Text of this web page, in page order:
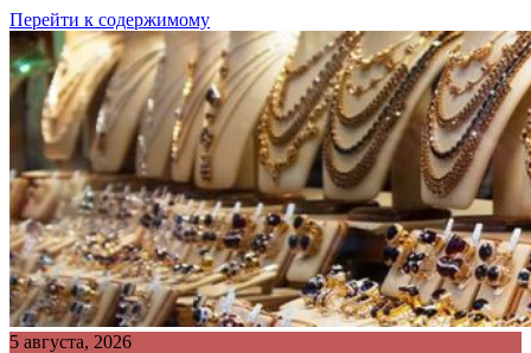
Перейти к содержимому
5 августа, 2026